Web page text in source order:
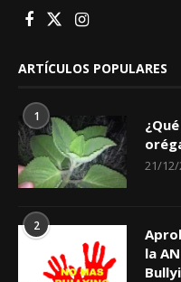
ARTÍCULOS POPULARES
1
21/12/
2
la